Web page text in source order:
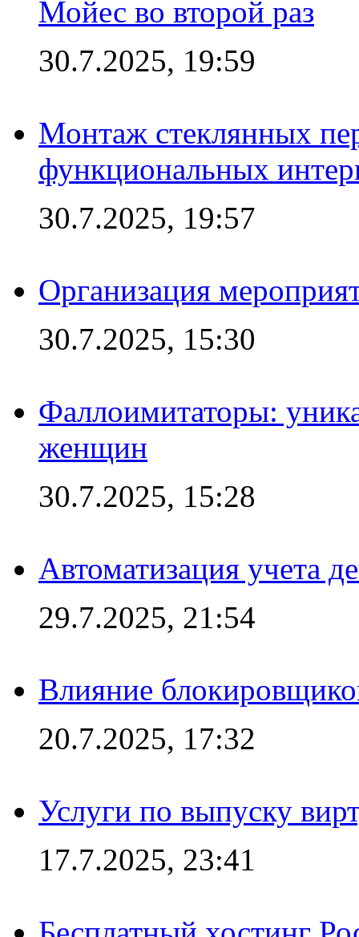
Мойес во второй раз
30.7.2025, 19:59
Монтаж стеклянных
функциональных
30.7.2025, 19:57
Организация
30.7.2025, 15:30
Фаллоимитаторы:
женщин
30.7.2025, 15:28
Автоматизация учета
29.7.2025, 21:54
Влияние
20.7.2025, 17:32
Услуги по выпуску
17.7.2025, 23:41